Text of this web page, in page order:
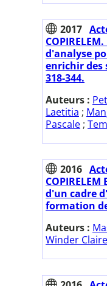
2017
d'analyse
enrichir
318-344.
Auteurs :
Laetitia ;
Pascale ;
2016
d'un cadre
formation
Auteurs :
Winder Claire